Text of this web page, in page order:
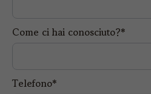
Come ci hai conosciuto?*
Telefono*